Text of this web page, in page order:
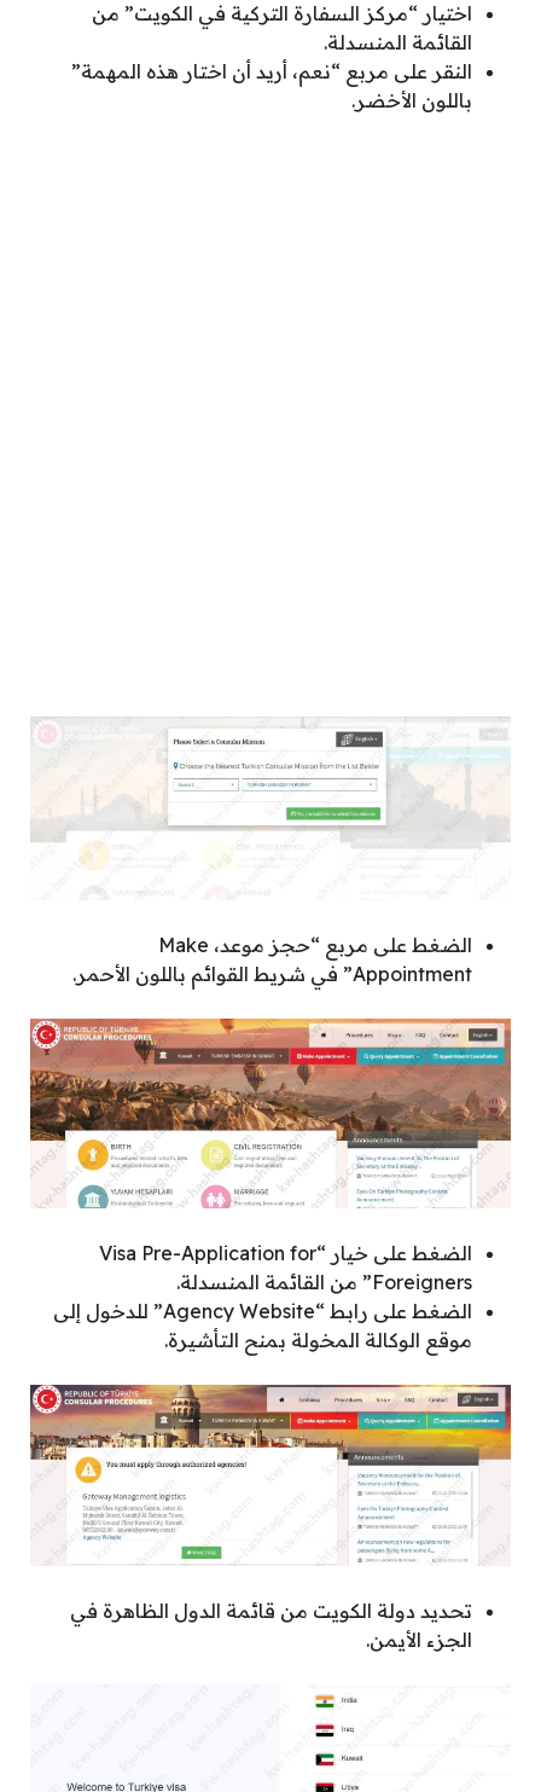
اختيار “مركز السفارة التركية في الكويت” من
القائمة المنسدلة.
النقر على مربع “نعم، أريد أن اختار هذه المهمة”
باللون الأخضر.
الضغط على مربع “حجز موعد، Make
Appointment” في شريط القوائم باللون الأحمر.
الضغط على خيار “Visa Pre-Application for
Foreigners” من القائمة المنسدلة.
الضغط على رابط “Agency Website” للدخول إلى
موقع الوكالة المخولة بمنح التأشيرة.
تحديد دولة الكويت من قائمة الدول الظاهرة في
الجزء الأيمن.